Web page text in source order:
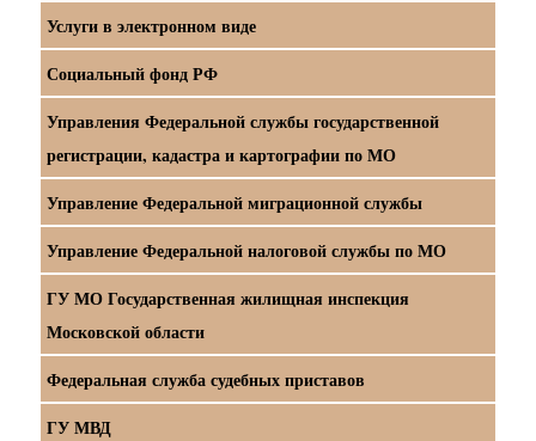
Услуги в электронном виде
Социальный фонд РФ
Управления Федеральной службы государственной
регистрации, кадастра и картографии по МО
Управление Федеральной миграционной службы
Управление Федеральной налоговой службы по МО
ГУ МО Государственная жилищная инспекция
Московской области
Федеральная служба судебных приставов
ГУ МВД